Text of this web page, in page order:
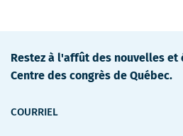
Restez à l'affût des nouvelles et
Centre des congrès de Québec.
COURRIEL